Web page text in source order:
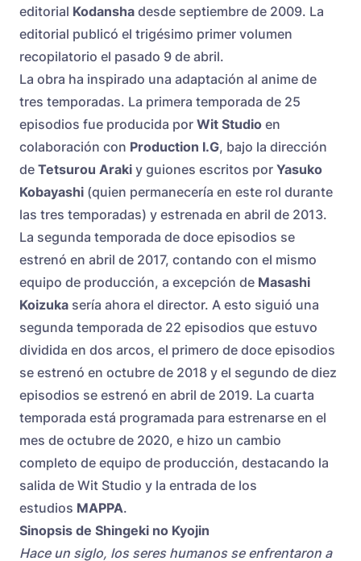
editorial Kodansha desde septiembre de 2009. La
editorial publicó el trigésimo primer volumen
recopilatorio el pasado 9 de abril.
La obra ha inspirado una adaptación al anime de
tres temporadas. La primera temporada de 25
episodios fue producida por Wit Studio en
colaboración con Production I.G, bajo la dirección
de Tetsurou Araki y guiones escritos por Yasuko
Kobayashi (quien permanecería en este rol durante
las tres temporadas) y estrenada en abril de 2013.
La segunda temporada de doce episodios se
estrenó en abril de 2017, contando con el mismo
equipo de producción, a excepción de Masashi
Koizuka sería ahora el director. A esto siguió una
segunda temporada de 22 episodios que estuvo
dividida en dos arcos, el primero de doce episodios
se estrenó en octubre de 2018 y el segundo de diez
episodios se estrenó en abril de 2019. La cuarta
temporada está programada para estrenarse en el
mes de octubre de 2020, e hizo un cambio
completo de equipo de producción, destacando la
salida de Wit Studio y la entrada de los
estudios MAPPA.
Sinopsis de Shingeki no Kyojin
Hace un siglo, los seres humanos se enfrentaron a